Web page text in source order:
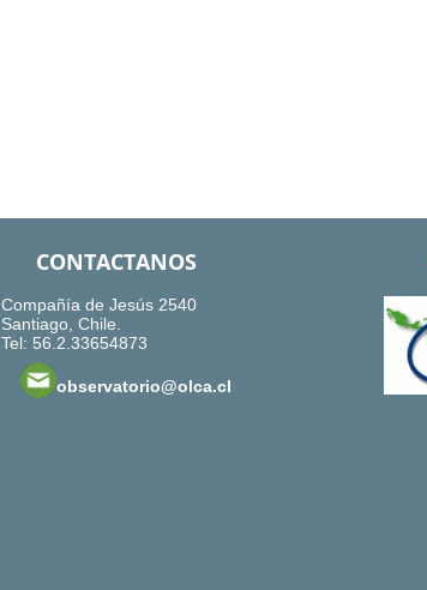
CONTACTANOS
Compañía de Jesús 2540
Santiago, Chile.
Tel: 56.2.33654873
observatorio@olca.cl